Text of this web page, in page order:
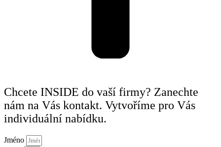
Chcete INSIDE do vaší firmy? Zanechte
nám na Vás kontakt. Vytvoříme pro Vás
individuální nabídku.
Jméno